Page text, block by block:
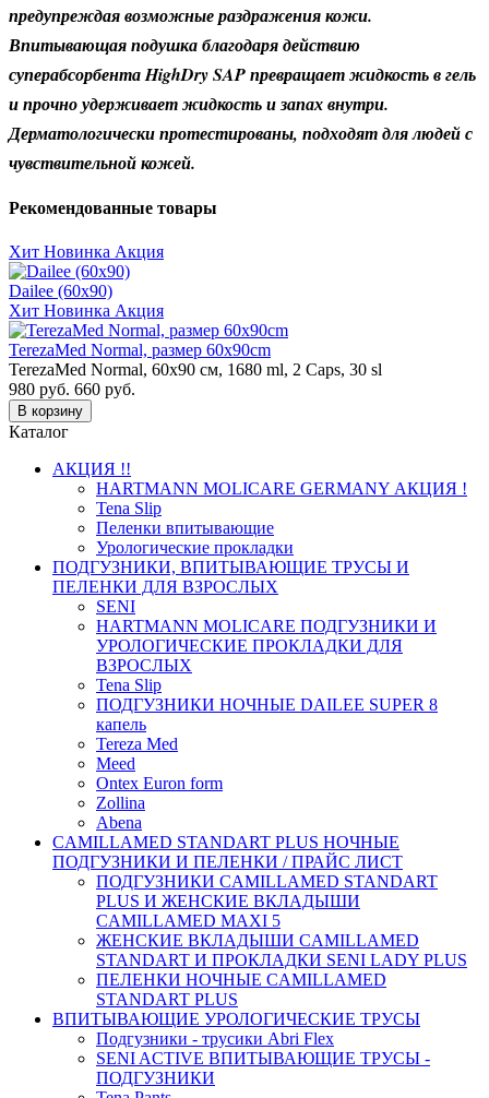
предупреждая возможные раздражения кожи.
Впитывающая подушка благодаря действию
суперабсорбента HighDry SAP превращает жидкость в гель
и прочно удерживает жидкость и запах внутри.
Дерматологически протестированы, подходят для людей с
чувствительной кожей.
Рекомендованные товары
Хит Новинка Акция
Dailee (60x90)
Хит Новинка Акция
TerezaMed Normal, размер 60x90cm
TerezaMed Normal, 60x90 см, 1680 ml, 2 Caps, 30 sl
980 руб. 660 руб.
В корзину
Каталог
АКЦИЯ !!
HARTMANN MOLICARE GERMANY АКЦИЯ !
Tena Slip
Пеленки впитывающие
Урологические прокладки
ПОДГУЗНИКИ, ВПИТЫВАЮЩИЕ ТРУСЫ И
ПЕЛЕНКИ ДЛЯ ВЗРОСЛЫХ
SENI
HARTMANN MOLICARE ПОДГУЗНИКИ И
УРОЛОГИЧЕСКИЕ ПРОКЛАДКИ ДЛЯ
ВЗРОСЛЫХ
Tena Slip
ПОДГУЗНИКИ НОЧНЫЕ DAILEE SUPER 8
капель
Tereza Med
Meed
Ontex Euron form
Zollina
Abena
CAMILLAMED STANDART PLUS НОЧНЫЕ
ПОДГУЗНИКИ И ПЕЛЕНКИ / ПРАЙС ЛИСТ
ПОДГУЗНИКИ CAMILLAMED STANDART
PLUS И ЖЕНСКИЕ ВКЛАДЫШИ
CAMILLAMED MAXI 5
ЖЕНСКИЕ ВКЛАДЫШИ CAMILLAMED
STANDART И ПРОКЛАДКИ SENI LADY PLUS
ПЕЛЕНКИ НОЧНЫЕ CAMILLAMED
STANDART PLUS
ВПИТЫВАЮЩИЕ УРОЛОГИЧЕСКИЕ ТРУСЫ
Подгузники - трусики Abri Flex
SENI ACTIVE ВПИТЫВАЮЩИЕ ТРУСЫ -
ПОДГУЗНИКИ